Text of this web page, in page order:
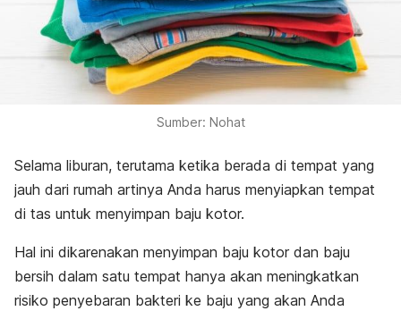
Sumber: Nohat
Selama liburan, terutama ketika berada di tempat yang
jauh dari rumah artinya Anda harus menyiapkan tempat
di tas untuk menyimpan baju kotor.
Hal ini dikarenakan menyimpan baju kotor dan baju
bersih dalam satu tempat hanya akan meningkatkan
risiko penyebaran bakteri ke baju yang akan Anda